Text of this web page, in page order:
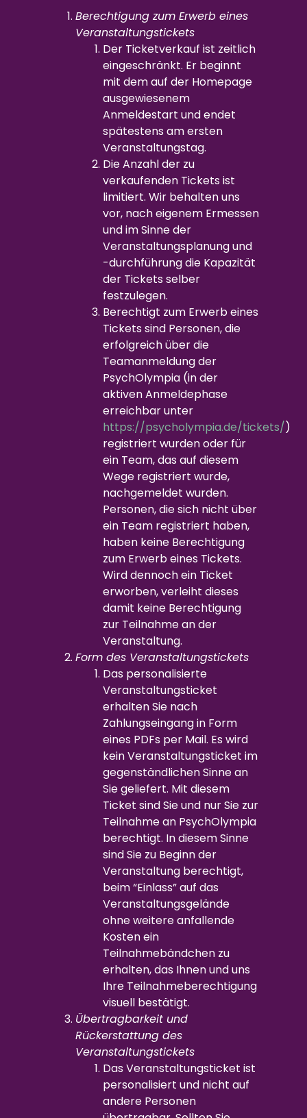
Berechtigung zum Erwerb eines
Veranstaltungstickets
Der Ticketverkauf ist zeitlich
eingeschränkt. Er beginnt
mit dem auf der Homepage
ausgewiesenem
Anmeldestart und endet
spätestens am ersten
Veranstaltungstag.
Die Anzahl der zu
verkaufenden Tickets ist
limitiert. Wir behalten uns
vor, nach eigenem Ermessen
und im Sinne der
Veranstaltungsplanung und
-durchführung die Kapazität
der Tickets selber
festzulegen.
Berechtigt zum Erwerb eines
Tickets sind Personen, die
erfolgreich über die
Teamanmeldung der
PsychOlympia (in der
aktiven Anmeldephase
erreichbar unter
https://psycholympia.de/tickets/)
registriert wurden oder für
ein Team, das auf diesem
Wege registriert wurde,
nachgemeldet wurden.
Personen, die sich nicht über
ein Team registriert haben,
haben keine Berechtigung
zum Erwerb eines Tickets.
Wird dennoch ein Ticket
erworben, verleiht dieses
damit keine Berechtigung
zur Teilnahme an der
Veranstaltung.
Form des Veranstaltungstickets
Das personalisierte
Veranstaltungsticket
erhalten Sie nach
Zahlungseingang in Form
eines PDFs per Mail. Es wird
kein Veranstaltungsticket im
gegenständlichen Sinne an
Sie geliefert. Mit diesem
Ticket sind Sie und nur Sie zur
Teilnahme an PsychOlympia
berechtigt. In diesem Sinne
sind Sie zu Beginn der
Veranstaltung berechtigt,
beim “Einlass” auf das
Veranstaltungsgelände
ohne weitere anfallende
Kosten ein
Teilnahmebändchen zu
erhalten, das Ihnen und uns
Ihre Teilnahmeberechtigung
visuell bestätigt.
Übertragbarkeit und
Rückerstattung des
Veranstaltungstickets
Das Veranstaltungsticket ist
personalisiert und nicht auf
andere Personen